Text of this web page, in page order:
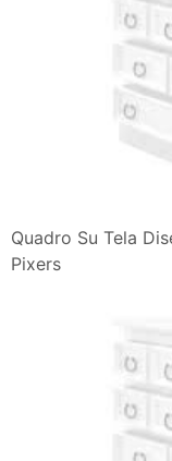
Quadro Su Tela
Pixers